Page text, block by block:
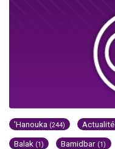
'Hanouka (244) Actualité
Balak (1) Bamidbar (1)